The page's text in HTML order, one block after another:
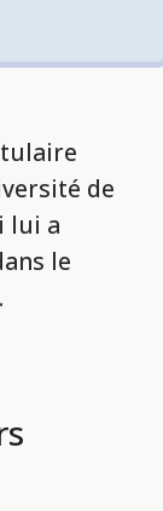
de
lui a
le